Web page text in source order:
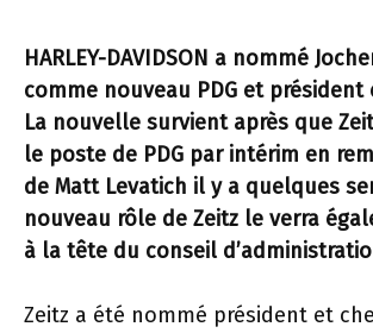
HARLEY-DAVIDSON a nommé
comme nouveau PDG et président
La nouvelle survient après que
le poste de PDG par intérim en
de Matt Levatich il y a quelques
nouveau rôle de Zeitz le verra
à la tête du conseil
Zeitz a été nommé président et